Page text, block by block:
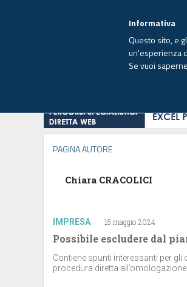
PAGINA AUTORE
Chiara CRACOLICI
IMPRESA 15 maggio 2024
Possibile escludere dal
Contiene spunti interessanti per
procedura diretta
Informativa
Questo sito, e
un'esperienza
Se vuoi